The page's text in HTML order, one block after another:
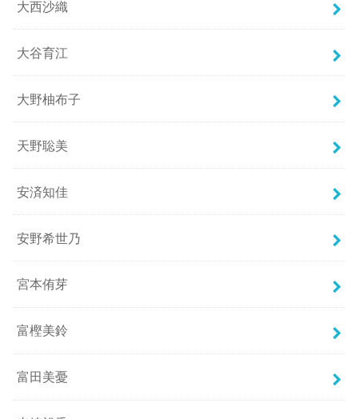
大西沙織
大谷育江
大野柚布子
天野聡美
安済知佳
安野希世乃
宮本侑芽
富樫美鈴
富田美憂